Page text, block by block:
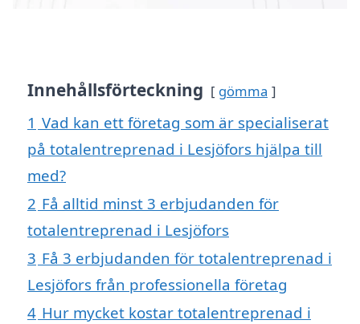
Innehållsförteckning gömma
1 Vad kan ett företag som är specialiserat
på totalentreprenad i Lesjöfors hjälpa till
med?
2 Få alltid minst 3 erbjudanden för
totalentreprenad i Lesjöfors
3 Få 3 erbjudanden för totalentreprenad i
Lesjöfors från professionella företag
4 Hur mycket kostar totalentreprenad i